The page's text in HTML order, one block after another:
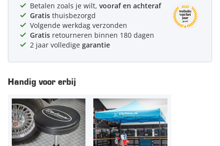
Betalen zoals je wilt, vooraf en achteraf
Gratis thuisbezorgd
Volgende werkdag verzonden
Gratis retourneren binnen 180 dagen
2 jaar volledige garantie
Handig voor erbij